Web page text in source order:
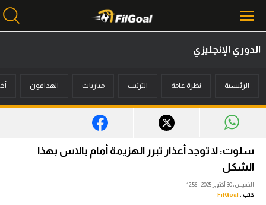
أخبار
ميركاتو
فانتازي في الجول
الدوري الإنجليزي
الرئيسية نظرة عامة الترتيب مباريات الهدافون
سلوت: لا توجد أعذار تبرر الهزيمة أمام بالاس بهذا
الشكل
الخميس، 30 أكتوبر 2025 - 12:56
كتب : FilGoal